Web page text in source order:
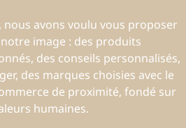
nous avons voulu vous proposer
image : des produits
des conseils personnalisés,
des marques choisies avec le
de proximité, fondé sur
humaines.